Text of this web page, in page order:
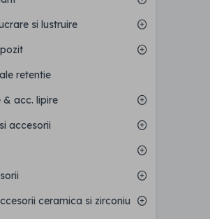
si lustruire
retentie
& acc. lipire
accesorii
ceramica si zirconiu